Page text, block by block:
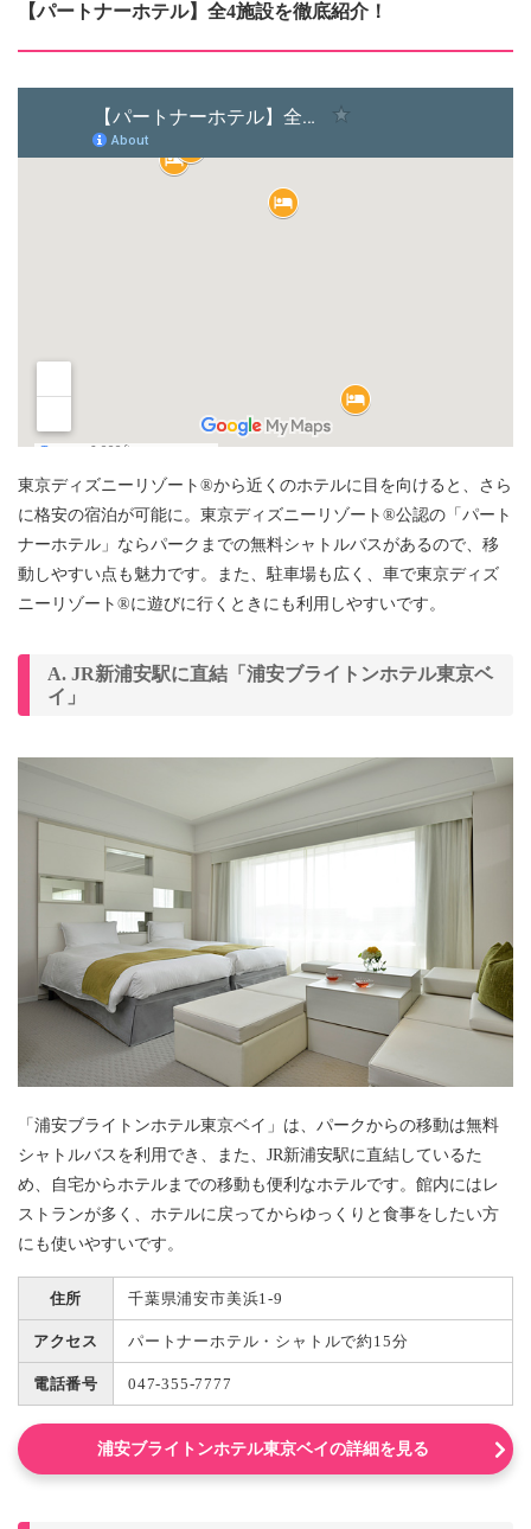
【パートナーホテル】全4施設を徹底紹介！
東京ディズニーリゾート®から近くのホテルに目を向けると、さら
に格安の宿泊が可能に。東京ディズニーリゾート®公認の「パート
ナーホテル」ならパークまでの無料シャトルバスがあるので、移
動しやすい点も魅力です。また、駐車場も広く、車で東京ディズ
ニーリゾート®に遊びに行くときにも利用しやすいです。
A. JR新浦安駅に直結「浦安ブライトンホテル東京ベ
イ」
「浦安ブライトンホテル東京ベイ」は、パークからの移動は無料
シャトルバスを利用でき、また、JR新浦安駅に直結しているた
め、自宅からホテルまでの移動も便利なホテルです。館内にはレ
ストランが多く、ホテルに戻ってからゆっくりと食事をしたい方
にも使いやすいです。
住所 千葉県浦安市美浜1-9
アクセス パートナーホテル・シャトルで約15分
電話番号 047-355-7777
浦安ブライトンホテル東京ベイの詳細を見る